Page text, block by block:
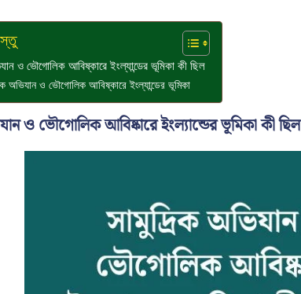
ও ভৌগোলিক আবিষ্কারে ইংল্যান্ডের ভূমিকা কী ছিল
অভিযান ও ভৌগোলিক আবিষ্কারে ইংল্যান্ডের ভূমিকা
ও ভৌগোলিক আবিষ্কারে ইংল্যান্ডের ভূমিকা কী ছিল